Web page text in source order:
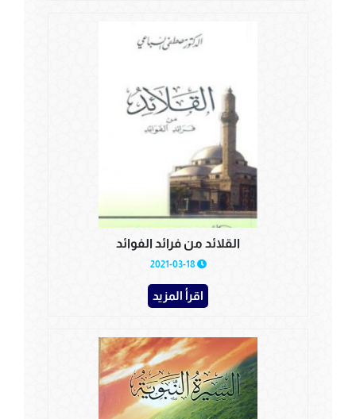
القلائد من فرائد الفوائد
اقرأ المزيد